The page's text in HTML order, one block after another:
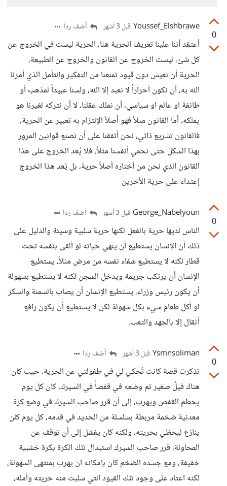
0
Youssef_Elshbrawe قبل 3 أشهر أضف ردا
أعتقد أننا علينا تعريف الحرية هنا، الحرية ليست في الخروج عن
كل شئ، ليست الخروج عن القانون والخروج عن الطبيعة،
الحرية أن نعيش دون قيود تمنعنا من التفكير والتأمل الذي أمرنا
الله به، أن نكون أحراراً لا نعبد إلا الله، ولسنا عبيداً لمذهب أو
طائفة او عالم او سياسي، أن نملك عقلنا، لا أن نتركه لغيرنا هو
يملكه، أما القانون مثلاً فهو أصلاً الإلتزام به تعبير عن الحرية،
فالقانون تشريع ذاتي، نحن أتفقنا على أن نصنع قوانين المرور
بهذا الشكل حتى نحمي أنفسنا مثلاً، فلا يًعد الخروج على هذا
القانون الذي نحن من أختاره أصلاً حرية، بل يُعد هذا الخروج
إعتداء على حرية الأخرين
0
George_Nabelyoun قبل 3 أشهر أضف ردا
الناس لديها حرية بالفعل لكنها حرية سلبية وسيئة والدليل على
ذلك أن الإنسان يستطيع أن ينهي حياته لو ألقى بنفسه تحت
قطار لكنه لا يستطيع شفاء نفسه من مرض مثلاً، يستطيع
الإنسان أن يرتكب جريمة ويدخل السجن لكنه لا يستطيع بسهولة
أن يكون رئيس وزراء، يستطيع الإنسان أن يصاب بالسمنة والسكر
لو أكل طعام سيء بكل سهولة لكن لا يستطيع أن يكون رافع
أثقال إلا بالجهد والتعب.
0
Ysmnsoliman قبل 3 أشهر أضف ردا
تذكرت قصة كانت تُحكي لي في طفولتي عن الحرية، حيث كان
هناك فيلٌ صغير تم وضعه في قفصاً في السيرك، كان كل يوم
يحطم القفص ويهرب، إلى أن قرر صاحب السيرك في وضع كرة
معدنية ضخمة مربطة بسلسلة من الحديد في قدمه، كل يوم كلن
ينازع ليحظي بحريته، ولكنه كان يفشل إلى أن توقف عن
المحاولة، قرر صاحب السيرك استبدال تلك الكرة بكرة خشبية
خفيفة، ومع جسده الضخم كان بإمكانه ان يهرب بمنتهى السهولة،
لكنه اعتاد على وجود تلك القيود التي سلبت منه حريته وأمله،